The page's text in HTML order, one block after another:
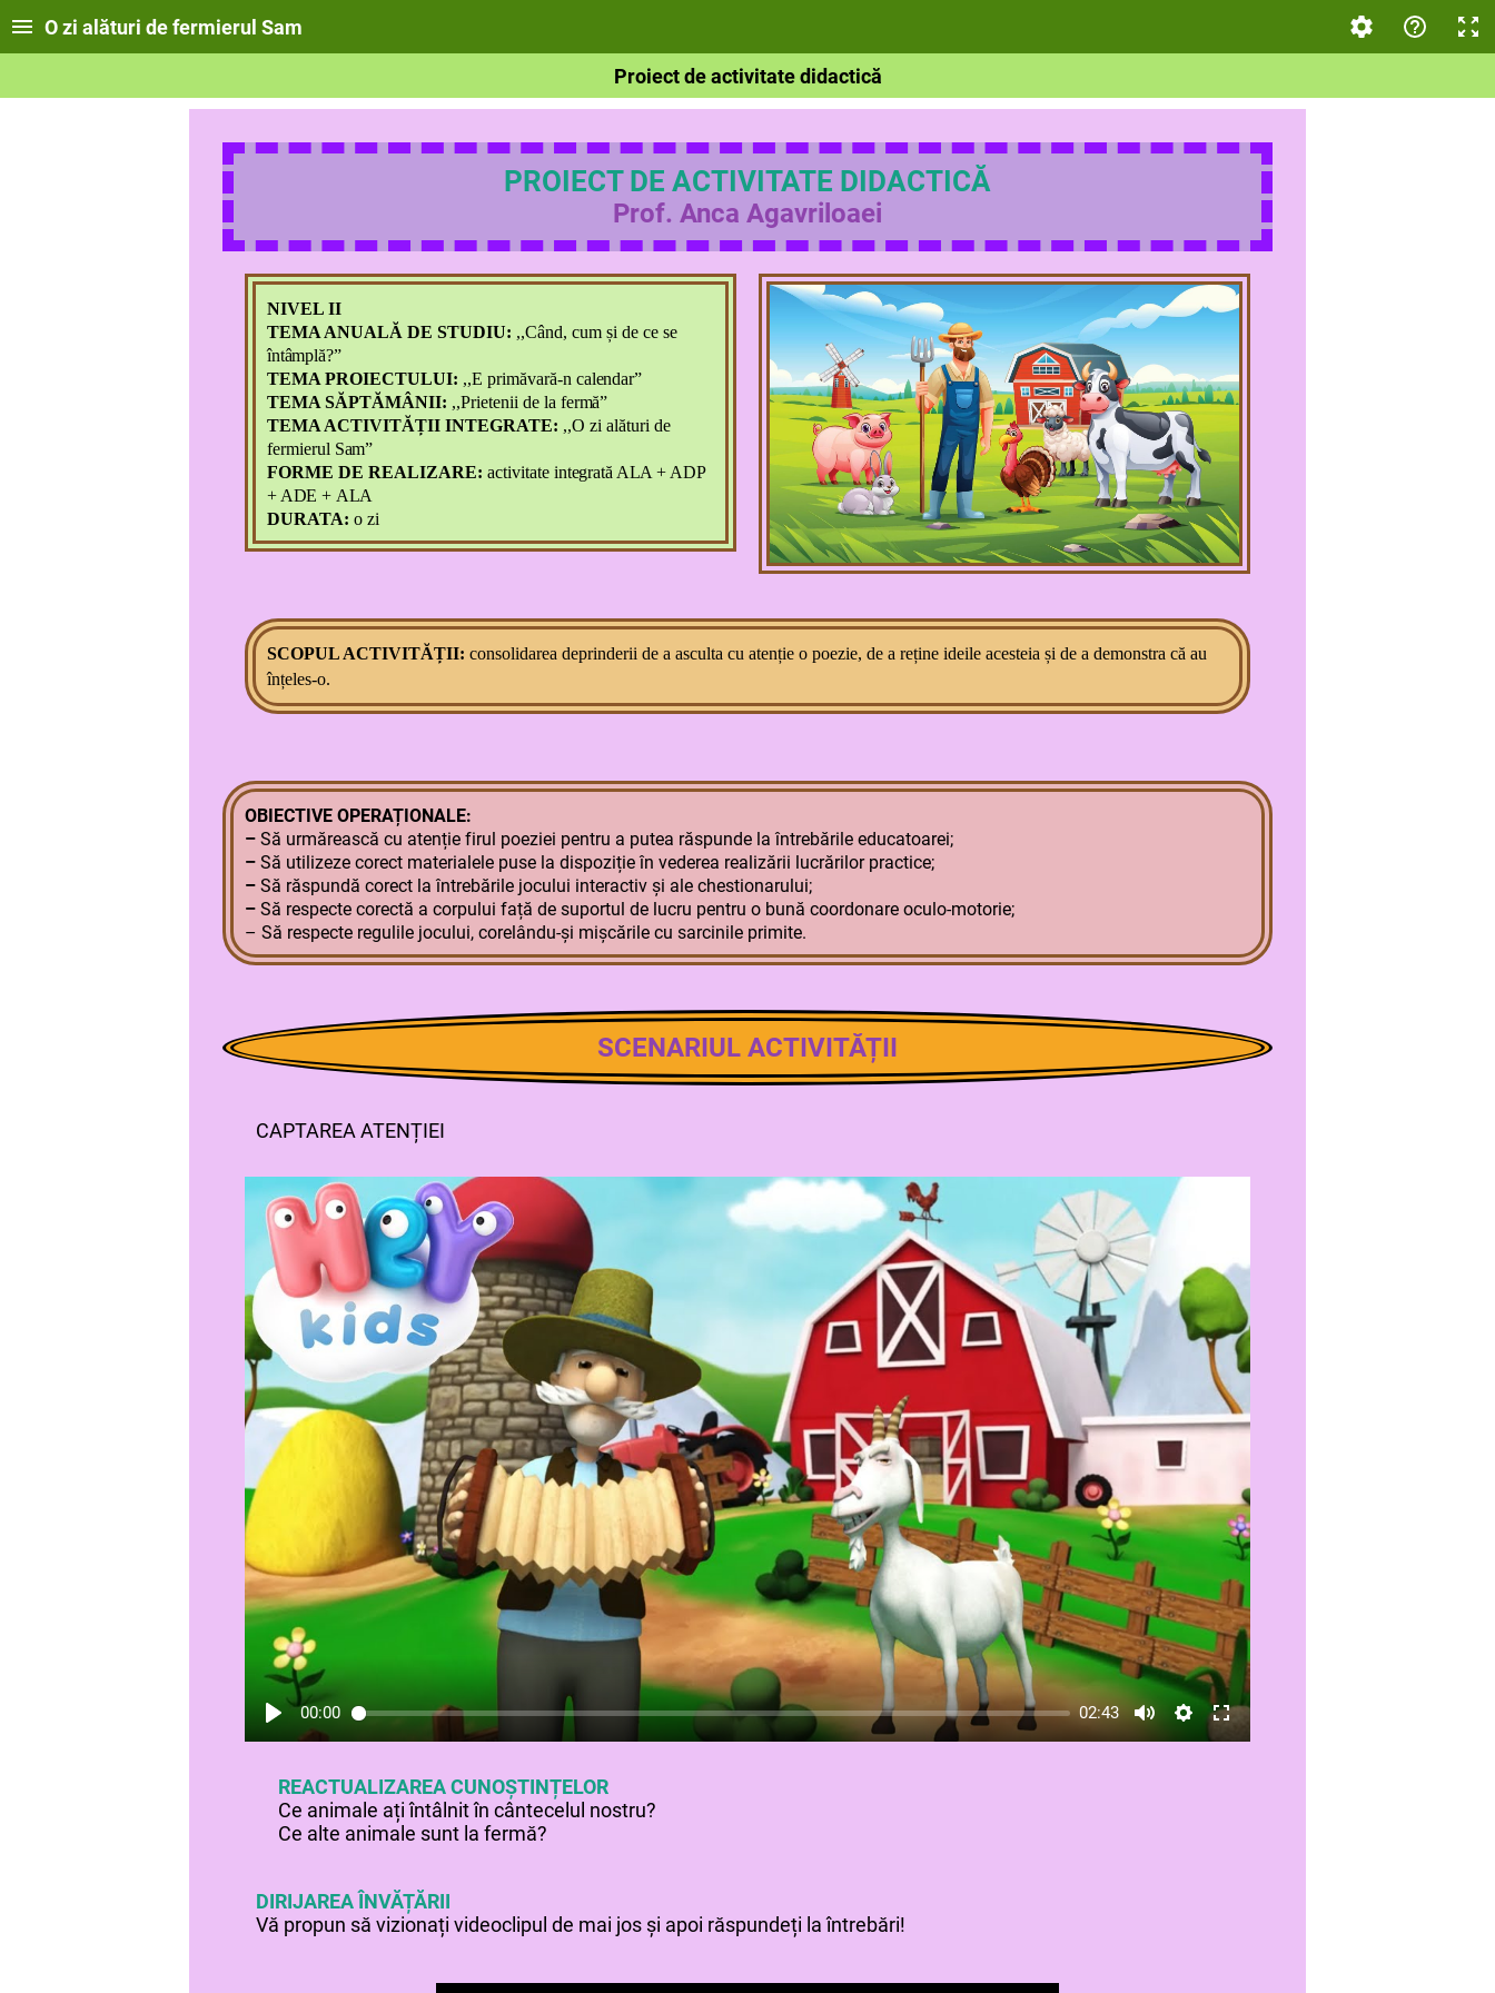
O zi alături de fermierul Sam
Proiect de activitate didactică
PROIECT DE ACTIVITATE DIDACTICĂ
Prof. Anca Agavriloaei
NIVEL II
TEMA ANUALĂ DE STUDIU: ,,Când, cum și de ce se
întâmplă?”
TEMA PROIECTULUI: ,,E primăvară-n calendar”
TEMA SĂPTĂMÂNII: ,,Prietenii de la fermă”
TEMA ACTIVITĂȚII INTEGRATE: ,,O zi alături de
fermierul Sam”
FORME DE REALIZARE: activitate integrată ALA + ADP
+ ADE + ALA
DURATA: o zi
SCOPUL ACTIVITĂȚII: consolidarea deprinderii de a asculta cu atenție o poezie, de a reține ideile acesteia și de a demonstra că au
înțeles-o.
OBIECTIVE OPERAȚIONALE:
– Să urmărească cu atenție firul poeziei pentru a putea răspunde la întrebările educatoarei;
– Să utilizeze corect materialele puse la dispoziție în vederea realizării lucrărilor practice;
– Să răspundă corect la întrebările jocului interactiv și ale chestionarului;
– Să respecte corectă a corpului față de suportul de lucru pentru o bună coordonare oculo-motorie;
– Să respecte regulile jocului, corelându-și mișcările cu sarcinile primite.
SCENARIUL ACTIVITĂȚII
CAPTAREA ATENȚIEI
00:00 02:43
REACTUALIZAREA CUNOȘTINȚELOR
Ce animale ați întâlnit în cântecelul nostru?
Ce alte animale sunt la fermă?
DIRIJAREA ÎNVĂȚĂRII
Vă propun să vizionați videoclipul de mai jos și apoi răspundeți la întrebări!